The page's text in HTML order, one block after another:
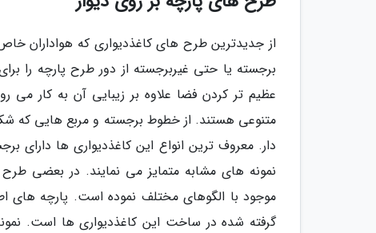
از جدیدترین طرح های کاغذدیواری که هواداران
برجسته یا حتی غیربرجسته از دور طرح پارچه را
عظیم تر کردن فضا علاوه بر زیبایی آن به کار می
متنوعی هستند. از خطوط برجسته و مربع هایی که
دار. معروف ترین انواع این کاغذدیواری ها
نمونه های مشابه متمایز می نمایند. در بعضی
موجود با الگوهای مختلف نموده است. پارچه های
گرفته شده در ساخت این کاغذدیواری ها است.